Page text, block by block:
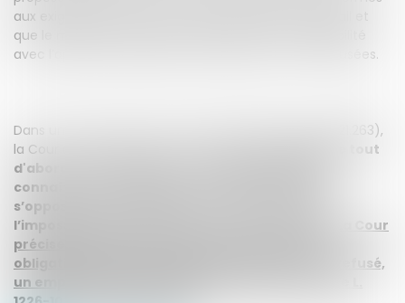
aux exigences de l’article L. 1226-10 du code du travail et
que le médecin du travail avait validé leur compatibilité
avec l’aptitude résiduelle du salarié, qui les avait refusées.
Dans un arrêt rendu le 24 mars 2021 (pourvoi n° 19-21.263),
la Cour de cassation rejette le pourvoi.
Elle rappelle tout
d'abord que l’employeur a l’obligation de faire
connaître au salarié, par écrit, les motifs qui
s’opposent au reclassement, lorsqu’il est dans
l’impossibilité de lui proposer un autre emploi
La Cour
précise toutefois qu'il n’est pas tenu de cette
obligation lorsqu’il a proposé au salarié, qui l’a refusé,
un emploi, dans les conditions prévues à l’article L.